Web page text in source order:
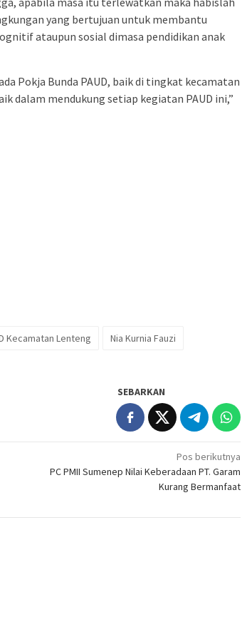
yang bertujuan untuk membantu
ataupun sosial dimasa pendidikan anak
Pokja Bunda PAUD, baik di tingkat kecamatan
dalam mendukung setiap kegiatan PAUD ini,”
Kecamatan Lenteng
Nia Kurnia Fauzi
SEBARKAN
Pos berikutnya
PC PMII Sumenep Nilai Keberadaan PT. Garam
Kurang Bermanfaat